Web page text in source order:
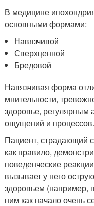
В медицине
основными формами:
Навязчивой
Сверхценной
Бредовой
Навязчивая форма
мнительности,
здоровье, регулярным
ощущений и процессов.
Пациент, страдающий
как правило,
поведенческие
вызывает у него
здоровьем (например,
ним как начало очень